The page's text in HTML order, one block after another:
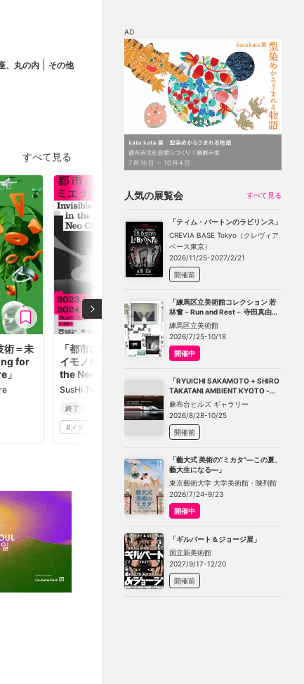
チケット割引
、丸の内 その他
すべて見る
術＝未
for
」
「都市にひそむミエナ
イモノ展 Invisibles in
the Neo City」
SusHi Tech Square
終了
# メディアアート
AD
人気の展覧会 すべて見る
「ティム・バートンのラビリンス」
CREVIA BASE Tokyo（クレヴィア
ベース東京）
2026/11/25-2027/2/21
開催前
「練馬区立美術館コレクション 若
林奮－Run and Rest－ 寺田真由美
－不在の存在－」
練馬区立美術館
2026/7/25-10/18
開催中
「RYUICHI SAKAMOTO + SHIRO
TAKATANI AMBIENT KYOTO -
TOKYO」
麻布台ヒルズ ギャラリー
2026/8/28-10/25
開催前
「藝大式 美術の“ミカタ”―この夏、
藝大生になる―」
東京藝術大学 大学美術館・陳列館
2026/7/24-9/23
開催中
「ギルバート＆ジョージ展」
国立新美術館
2027/9/17-12/20
開催前